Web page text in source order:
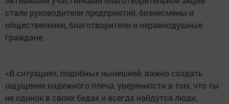
стали руководители предприятий, бизнесмены и
общественники, благотворители и неравнодушные
граждане.
«В ситуациях, подобных нынешней, важно создать
ощущение надежного плеча, уверенности в том, что ты
не одинок в своих бедах и всегда найдутся люди,